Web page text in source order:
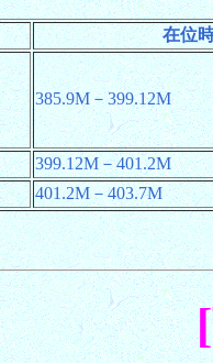
在位
385.9M－399.12M
399.12M－401.2M
401.2M－403.7M